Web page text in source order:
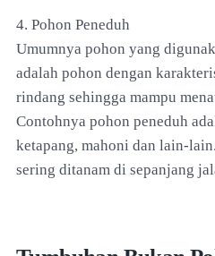
4. Pohon Peneduh
Umumnya pohon yang
adalah pohon dengan
rindang sehingga mampu
Contohnya pohon peneduh
ketapang, mahoni dan lain-
sering ditanam di sepanjang